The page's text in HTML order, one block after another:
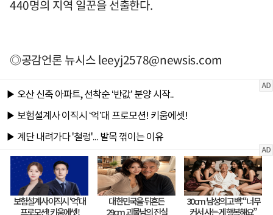
440명의 지역 일꾼을 선출한다.
◎공감언론 뉴시스leeyj2578@newsis.com